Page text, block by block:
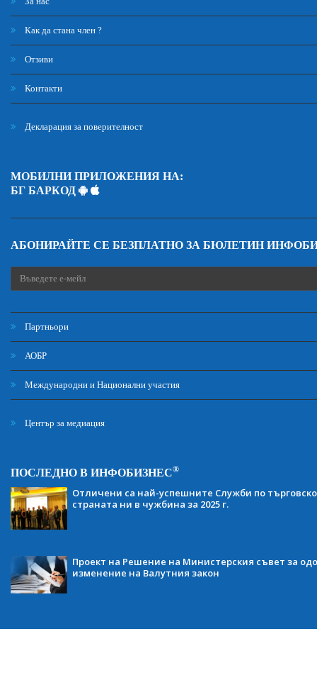
Как да стана член ?
Отзиви
Контакти
Декларация за поверителност
МОБИЛНИ ПРИЛОЖЕНИЯ НА:
БГ БАРКОД
АБОНИРАЙТЕ СЕ БЕЗПЛАТНО ЗА БЮЛЕТИН
Партньори
АОБР
Международни и Национални участия
Център за медиация
ПОСЛЕДНО В ИНФОБИЗНЕС®
Отличени са най-успешните Служби по
страната ни в чужбина за 2025 г.
Проект на Решение на Министерския съвет за
изменение на Валутния закон